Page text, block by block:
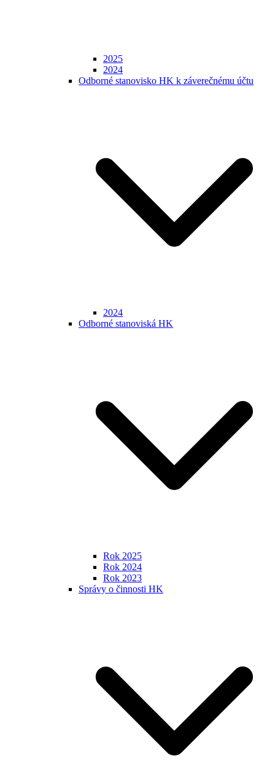
2025
2024
Odborné stanovisko HK k záverečnému účtu
2024
Odborné stanoviská HK
Rok 2025
Rok 2024
Rok 2023
Správy o činnosti HK